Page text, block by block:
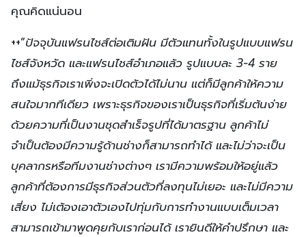
คุณคิดแน่นอน
++”ปัจจุบันแฟรนไชส์ต่อเติมฝัน มีตัวแทนทั้งในรูปแบบแฟรน
ไชส์จังหวัด และแฟรนไชส์อำเภอแล้ว รูปแบบละ 3-4 ราย
ถึงแม้ธุรกิจเราเพิ่งจะเปิดตัวได้ไม่นาน แต่ก็มีลูกค้าให้ความ
สนใจมากทีเดียว เพราะธุรกิจของเราเป็นธุรกิจที่เริ่มต้นง่าย
ด้วยความที่เป็นงานชุดสำเร็จรูปที่ได้มาตรฐาน ลูกค้าไม่
จำเป็นต้องมีความรู้ด้านช่างก็สามารถทำได้ และไม่ว่าจะเป็น
บุคลากรหรือทีมงานช่างต่างๆ เรามีความพร้อมให้อยู่แล้ว
ลูกค้าที่ต้องการมีธุรกิจส่วนตัวที่ลงทุนไม่เยอะ และไม่มีความ
เสี่ยง ไม่เต้องเอาตัวเองไปทุ่มกับการทำงานแบบเต็มเวลา
สามารถเข้ามาพูดคุยกับเราก่อนได้ เรายินดีให้คำปรึกษา และ